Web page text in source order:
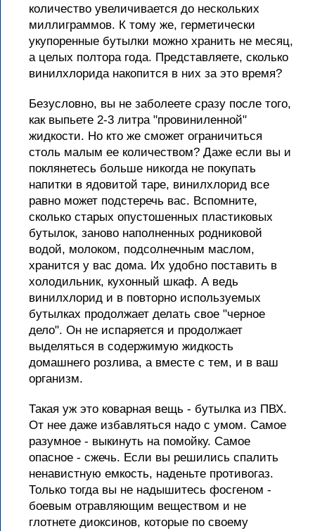
количество увеличивается до нескольких
миллиграммов. К тому же, герметически
укупоренные бутылки можно хранить не месяц,
а целых полтора года. Представляете, сколько
винилхлорида накопится в них за это время?
Безусловно, вы не заболеете сразу после того,
как выпьете 2-3 литра "провиниленной"
жидкости. Но кто же сможет ограничиться
столь малым ее количеством? Даже если вы и
поклянетесь больше никогда не покупать
напитки в ядовитой таре, винилхлорид все
равно может подстеречь вас. Вспомните,
сколько старых опустошенных пластиковых
бутылок, заново наполненных родниковой
водой, молоком, подсолнечным маслом,
хранится у вас дома. Их удобно поставить в
холодильник, кухонный шкаф. А ведь
винилхлорид и в повторно используемых
бутылках продолжает делать свое "черное
дело". Он не испаряется и продолжает
выделяться в содержимую жидкость
домашнего розлива, а вместе с тем, и в ваш
организм.
Такая уж это коварная вещь - бутылка из ПВХ.
От нее даже избавляться надо с умом. Самое
разумное - выкинуть на помойку. Самое
опасное - сжечь. Если вы решились спалить
ненавистную емкость, наденьте противогаз.
Только тогда вы не надышитесь фосгеном -
боевым отравляющим веществом и не
глотнете диоксинов, которые по своему